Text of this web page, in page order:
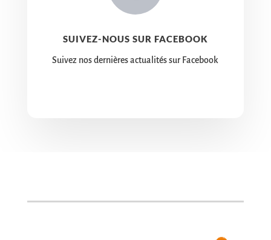
SUIVEZ-NOUS SUR FACEBOOK
Suivez nos dernières actualités sur Facebook